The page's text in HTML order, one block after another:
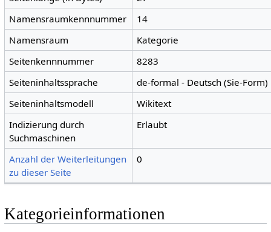
Namensraumkennnummer
14
Namensraum
Kategorie
Seitenkennnummer
8283
Seiteninhaltssprache
de-formal - Deutsch (Sie-Form)
Seiteninhaltsmodell
Wikitext
Indizierung durch
Suchmaschinen
Erlaubt
Anzahl der Weiterleitungen
zu dieser Seite
0
Kategorieinformationen